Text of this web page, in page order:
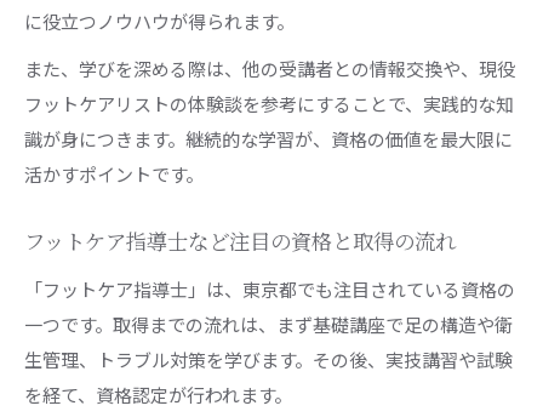
に役立つノウハウが得られます。
また、学びを深める際は、他の受講者との情報交換や、現役
フットケアリストの体験談を参考にすることで、実践的な知
識が身につきます。継続的な学習が、資格の価値を最大限に
活かすポイントです。
フットケア指導士など注目の資格と取得の流れ
「フットケア指導士」は、東京都でも注目されている資格の
一つです。取得までの流れは、まず基礎講座で足の構造や衛
生管理、トラブル対策を学びます。その後、実技講習や試験
を経て、資格認定が行われます。